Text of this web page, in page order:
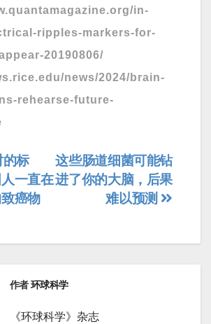
in-
ripples-markers-for-
20190806/
news/2024/brain-
rehearse-future-
这些肠道细菌可能钻
进了你的大脑，后果
难以预测
的标
一直在
癌物
作者环球科学
《环球科学》杂志